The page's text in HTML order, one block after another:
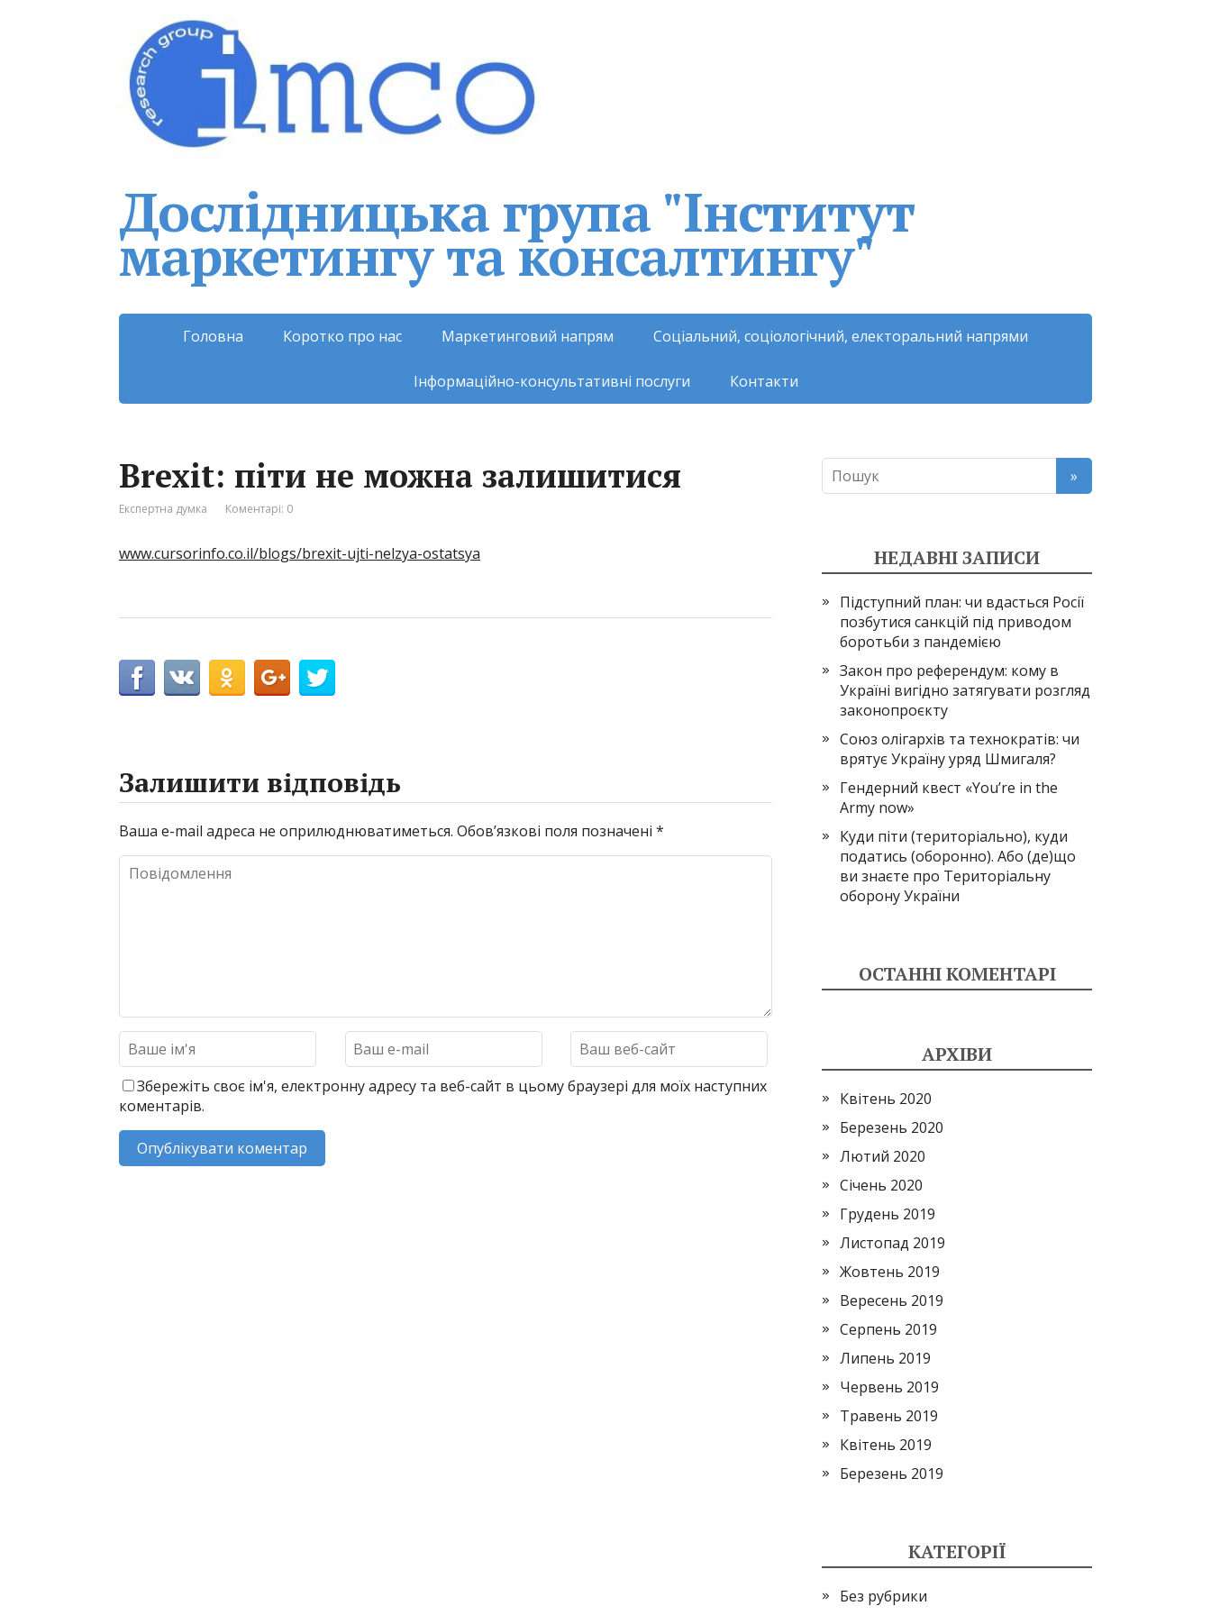
Дослідницька група "Інститут
маркетингу та консалтингу"
Головна Коротко про нас Маркетинговий напрям Соціальний, соціологічний, електоральний напрями
Інформаційно-консультативні послуги Контакти
Brexit: піти не можна залишитися
Експертна думка Коментарі: 0
www.cursorinfo.co.il/blogs/brexit-ujti-nelzya-ostatsya
Залишити відповідь
Ваша e-mail адреса не оприлюднюватиметься. Обов’язкові поля позначені *
Збережіть своє ім'я, електронну адресу та веб-сайт в цьому браузері для моїх наступних
коментарів.
НЕДАВНІ ЗАПИСИ
Підступний план: чи вдасться Росії
позбутися санкцій під приводом
боротьби з пандемією
Закон про референдум: кому в
Україні вигідно затягувати розгляд
законопроєкту
Союз олігархів та технократів: чи
врятує Україну уряд Шмигаля?
Гендерний квест «You’re in the
Army now»
Куди піти (територіально), куди
податись (оборонно). Або (де)що
ви знаєте про Територіальну
оборону України
ОСТАННІ КОМЕНТАРІ
АРХІВИ
Квітень 2020
Березень 2020
Лютий 2020
Січень 2020
Грудень 2019
Листопад 2019
Жовтень 2019
Вересень 2019
Серпень 2019
Липень 2019
Червень 2019
Травень 2019
Квітень 2019
Березень 2019
КАТЕГОРІЇ
Без рубрики